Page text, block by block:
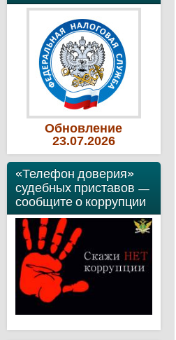
Обновление
23.07.2026
«Телефон доверия»
судебных приставов —
сообщите о коррупции